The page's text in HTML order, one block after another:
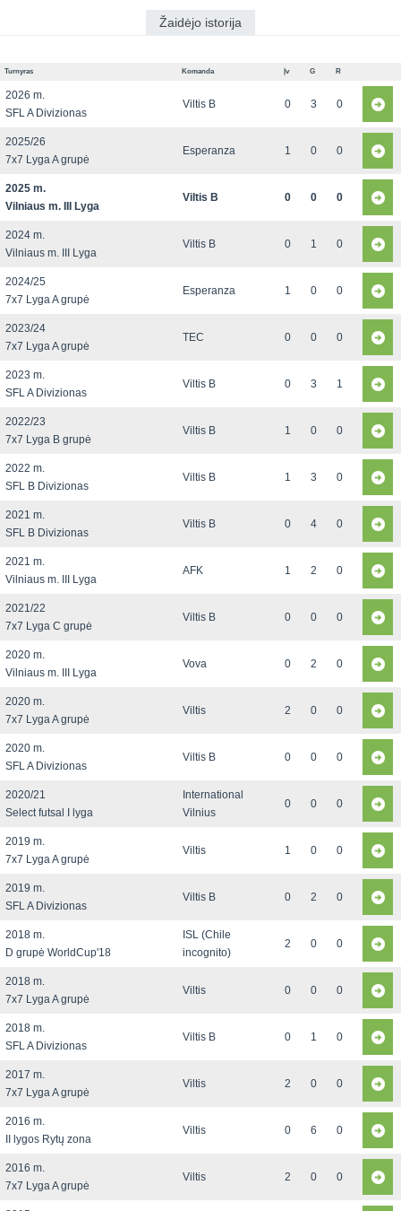
Žaidėjo istorija
Turnyras Komanda Įv G R
2026 m.
SFL A Divizionas
Viltis B 0 3 0
2025/26
7x7 Lyga A grupė
Esperanza 1 0 0
2025 m.
Vilniaus m. III Lyga
Viltis B 0 0 0
2024 m.
Vilniaus m. III Lyga
Viltis B 0 1 0
2024/25
7x7 Lyga A grupė
Esperanza 1 0 0
2023/24
7x7 Lyga A grupė
TEC 0 0 0
2023 m.
SFL A Divizionas
Viltis B 0 3 1
2022/23
7x7 Lyga B grupė
Viltis B 1 0 0
2022 m.
SFL B Divizionas
Viltis B 1 3 0
2021 m.
SFL B Divizionas
Viltis B 0 4 0
2021 m.
Vilniaus m. III Lyga
AFK 1 2 0
2021/22
7x7 Lyga C grupė
Viltis B 0 0 0
2020 m.
Vilniaus m. III Lyga
Vova 0 2 0
2020 m.
7x7 Lyga A grupė
Viltis 2 0 0
2020 m.
SFL A Divizionas
Viltis B 0 0 0
2020/21
Select futsal I lyga
International
Vilnius
0 0 0
2019 m.
7x7 Lyga A grupė
Viltis 1 0 0
2019 m.
SFL A Divizionas
Viltis B 0 2 0
2018 m.
D grupė WorldCup'18
ISL (Chile
incognito)
2 0 0
2018 m.
7x7 Lyga A grupė
Viltis 0 0 0
2018 m.
SFL A Divizionas
Viltis B 0 1 0
2017 m.
7x7 Lyga A grupė
Viltis 2 0 0
2016 m.
II lygos Rytų zona
Viltis 0 6 0
2016 m.
7x7 Lyga A grupė
Viltis 2 0 0